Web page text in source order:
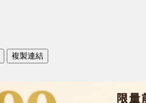
複製連結